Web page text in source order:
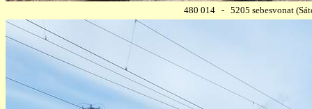
480 014 - 5205 sebesvonat